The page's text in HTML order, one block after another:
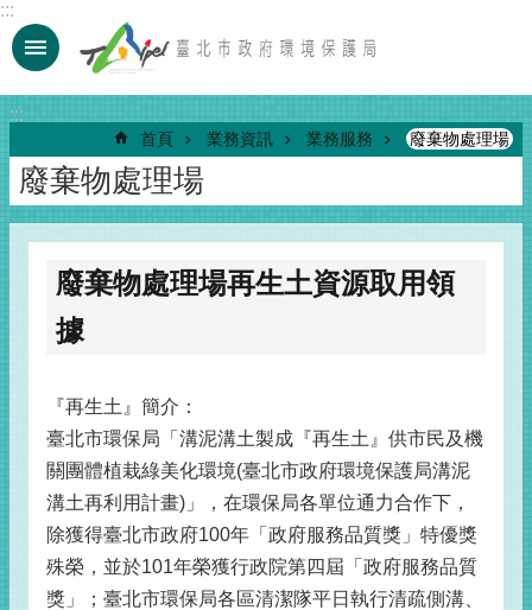
跳到主要內容區塊
:::
:::
首頁 業務資訊 業務服務 廢棄物處理場
廢棄物處理場
廢棄物處理場再生土資源取用領
據
『再生土』簡介：
臺北市環保局「溝泥溝土製成『再生土』供市民及機
關團體植栽綠美化環境(臺北市政府環境保護局溝泥
溝土再利用計畫)」，在環保局各單位通力合作下，
除獲得臺北市政府100年「政府服務品質獎」特優獎
殊榮，並於101年榮獲行政院第四屆「政府服務品質
獎」；臺北市環保局各區清潔隊平日執行清疏側溝、